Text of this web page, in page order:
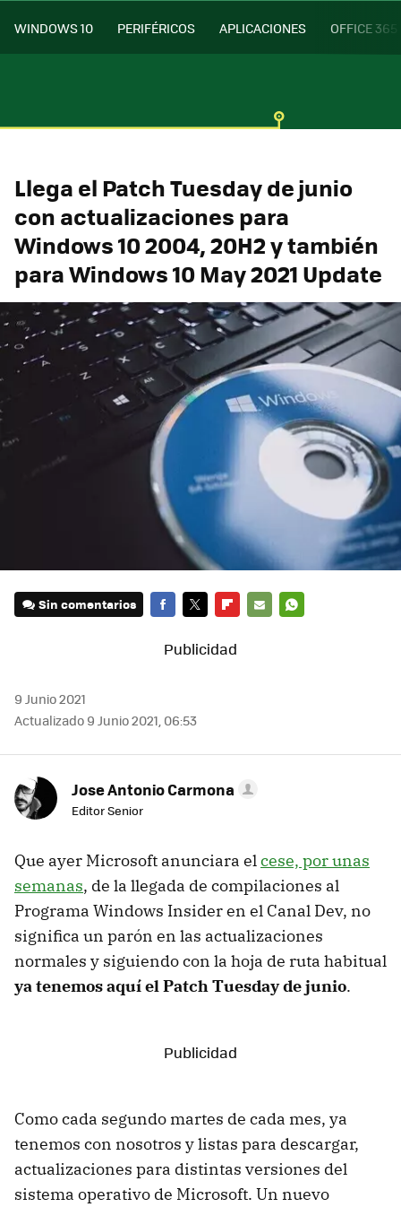
WINDOWS 10 PERIFÉRICOS APLICACIONES OFFICE 365
Llega el Patch Tuesday de junio
con actualizaciones para
Windows 10 2004, 20H2 y también
para Windows 10 May 2021 Update
Sin comentarios
9 Junio 2021
Actualizado 9 Junio 2021, 06:53
Jose Antonio Carmona
Editor Senior
Que ayer Microsoft anunciara elcese, por unas
semanas, de la llegada de compilaciones al
Programa Windows Insider en el Canal Dev, no
significa un parón en las actualizaciones
normales y siguiendo con la hoja de ruta habitual
ya tenemos aquí el Patch Tuesday de junio.
Como cada segundo martes de cada mes, ya
tenemos con nosotros y listas para descargar,
actualizaciones para distintas versiones del
sistema operativo de Microsoft. Un nuevo